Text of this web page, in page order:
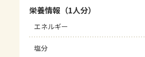
栄養情報（1人分）
エネルギー
塩分